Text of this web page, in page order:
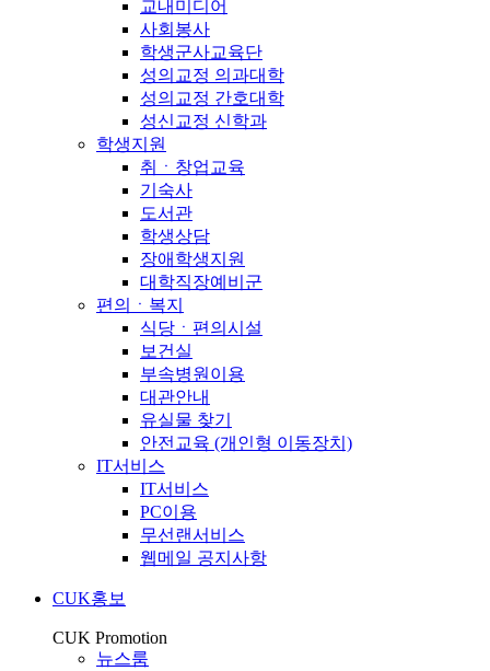
교내미디어
사회봉사
학생군사교육단
성의교정 의과대학
성의교정 간호대학
성신교정 신학과
학생지원
취ㆍ창업교육
기숙사
도서관
학생상담
장애학생지원
대학직장예비군
편의ㆍ복지
식당ㆍ편의시설
보건실
부속병원이용
대관안내
유실물 찾기
안전교육 (개인형 이동장치)
IT서비스
IT서비스
PC이용
무선랜서비스
웹메일 공지사항
CUK홍보
CUK Promotion
뉴스룸